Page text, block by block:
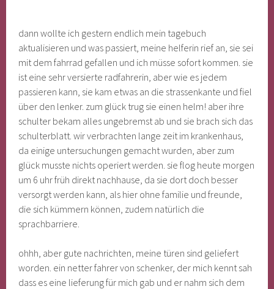
dann wollte ich gestern endlich mein tagebuch
aktualisieren und was passiert, meine helferin rief an, sie sei
mit dem fahrrad gefallen und ich müsse sofort kommen. sie
ist eine sehr versierte radfahrerin, aber wie es jedem
passieren kann, sie kam etwas an die strassenkante und fiel
über den lenker. zum glück trug sie einen helm! aber ihre
schulter bekam alles ungebremst ab und sie brach sich das
schulterblatt. wir verbrachten lange zeit im krankenhaus,
da einige untersuchungen gemacht wurden, aber zum
glück musste nichts operiert werden. sie flog heute morgen
um 6 uhr früh direkt nachhause, da sie dort doch besser
versorgt werden kann, als hier ohne familie und freunde,
die sich kümmern können, zudem natürlich die
sprachbarriere.
ohhh, aber gute nachrichten, meine türen sind geliefert
worden. ein netter fahrer von schenker, der mich kennt sah
dass es eine lieferung für mich gab und er nahm sich dem